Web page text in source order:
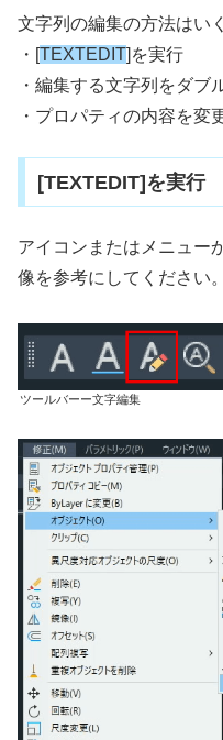
文字列の編集の方法はい
・[ TEXTEDIT ]を実行
・編集する文字列をダブ
・プロパティの内容を変
[TEXTEDIT]を実行
アイコンまたはメニュー
像を参考にしてください。
ツールバーー文字編集